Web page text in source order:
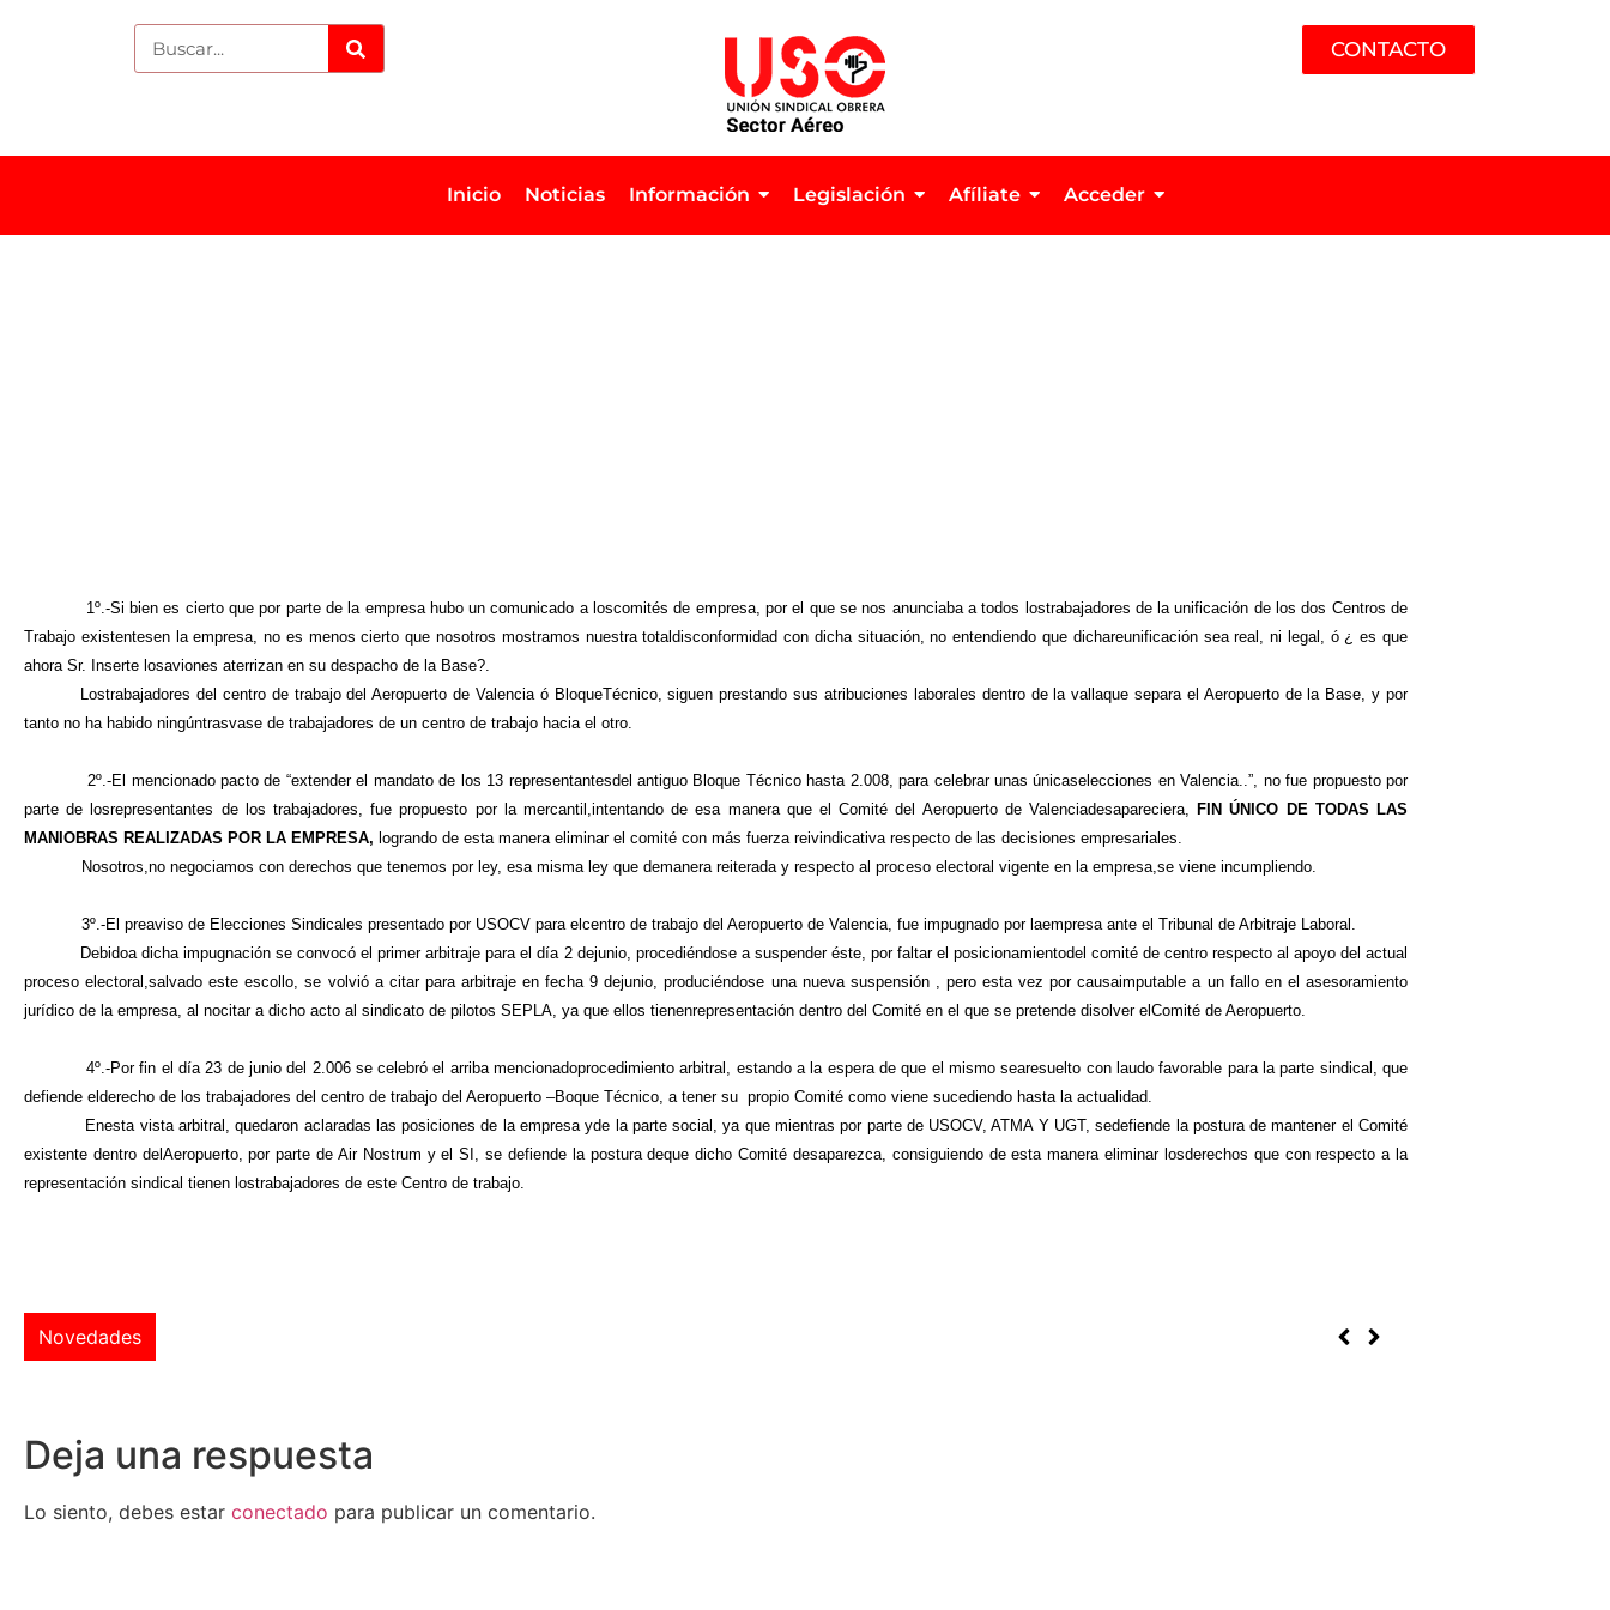
CONTACTO
Inicio Noticias Información Legislación Afíliate Acceder
1º.-Si bien es cierto que por parte de la empresa hubo un comunicado a loscomités de empresa, por el que se nos anunciaba a todos lostrabajadores de la unificación de los dos Centros de
Trabajo existentesen la empresa, no es menos cierto que nosotros mostramos nuestra totaldisconformidad con dicha situación, no entendiendo que dichareunificación sea real, ni legal, ó ¿ es que
ahora Sr. Inserte losaviones aterrizan en su despacho de la Base?.
Lostrabajadores del centro de trabajo del Aeropuerto de Valencia ó BloqueTécnico, siguen prestando sus atribuciones laborales dentro de la vallaque separa el Aeropuerto de la Base, y por
tanto no ha habido ningúntrasvase de trabajadores de un centro de trabajo hacia el otro.
2º.-El mencionado pacto de “extender el mandato de los 13 representantesdel antiguo Bloque Técnico hasta 2.008, para celebrar unas únicaselecciones en Valencia..”, no fue propuesto por
parte de losrepresentantes de los trabajadores, fue propuesto por la mercantil,intentando de esa manera que el Comité del Aeropuerto de Valenciadesapareciera, FIN ÚNICO DE TODAS LAS
MANIOBRAS REALIZADAS POR LA EMPRESA, logrando de esta manera eliminar el comité con más fuerza reivindicativa respecto de las decisiones empresariales.
Nosotros,no negociamos con derechos que tenemos por ley, esa misma ley que demanera reiterada y respecto al proceso electoral vigente en la empresa,se viene incumpliendo.
3º.-El preaviso de Elecciones Sindicales presentado por USOCV para elcentro de trabajo del Aeropuerto de Valencia, fue impugnado por laempresa ante el Tribunal de Arbitraje Laboral.
Debidoa dicha impugnación se convocó el primer arbitraje para el día 2 dejunio, procediéndose a suspender éste, por faltar el posicionamientodel comité de centro respecto al apoyo del actual
proceso electoral,salvado este escollo, se volvió a citar para arbitraje en fecha 9 dejunio, produciéndose una nueva suspensión , pero esta vez por causaimputable a un fallo en el asesoramiento
jurídico de la empresa, al nocitar a dicho acto al sindicato de pilotos SEPLA, ya que ellos tienenrepresentación dentro del Comité en el que se pretende disolver elComité de Aeropuerto.
4º.-Por fin el día 23 de junio del 2.006 se celebró el arriba mencionadoprocedimiento arbitral, estando a la espera de que el mismo searesuelto con laudo favorable para la parte sindical, que
defiende elderecho de los trabajadores del centro de trabajo del Aeropuerto –Boque Técnico, a tener su propio Comité como viene sucediendo hasta la actualidad.
Enesta vista arbitral, quedaron aclaradas las posiciones de la empresa yde la parte social, ya que mientras por parte de USOCV, ATMA Y UGT, sedefiende la postura de mantener el Comité
existente dentro delAeropuerto, por parte de Air Nostrum y el SI, se defiende la postura deque dicho Comité desaparezca, consiguiendo de esta manera eliminar losderechos que con respecto a la
representación sindical tienen lostrabajadores de este Centro de trabajo.
Novedades
Deja una respuesta
Lo siento, debes estar conectado para publicar un comentario.